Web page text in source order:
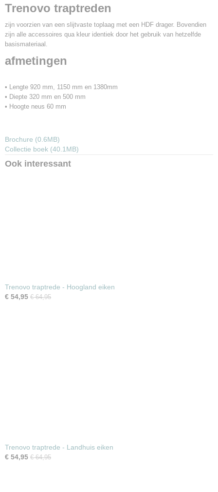
Trenovo traptreden
zijn voorzien van een slijtvaste toplaag met een HDF drager. Bovendien
zijn alle accessoires qua kleur identiek door het gebruik van hetzelfde
basismateriaal.
afmetingen
• Lengte 920 mm, 1150 mm en 1380mm
• Diepte 320 mm en 500 mm
• Hoogte neus 60 mm
Brochure (0.6MB)
Collectie boek (40.1MB)
Ook interessant
Trenovo traptrede - Hoogland eiken
€ 54,95 € 64,95
Trenovo traptrede - Landhuis eiken
€ 54,95 € 64,95